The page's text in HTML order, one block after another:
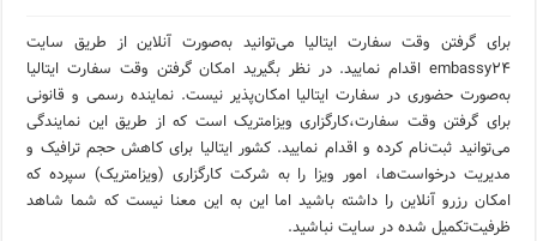
برای گرفتن وقت سفارت ایتالیا می‌توانید به‌صورت آنلاین از طریق سایت
embassy24 اقدام نمایید. در نظر بگیرید امکان گرفتن وقت سفارت ایتالیا
به‌صورت حضوری در سفارت ایتالیا امکان‌پذیر نیست. نماینده رسمی و قانونی
برای گرفتن وقت سفارت،کارگزاری ویزامتریک است که از طریق این نمایندگی
می‌توانید ثبت‌نام کرده و اقدام نمایید. کشور ایتالیا برای کاهش حجم ترافیک و
مدیریت درخواست‌ها، امور ویزا را به شرکت کارگزاری (ویزامتریک) سپرده که
امکان رزرو آنلاین را داشته باشید اما این به این معنا نیست که شما شاهد
ظرفیت‌تکمیل شده در سایت نباشید.